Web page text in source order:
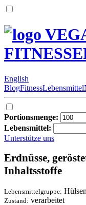
English
BlogFitnessLebensmittel
Portionsmenge:
Lebensmittel:
Unterstütze uns
Erdnüsse,
Inhaltsstoffe
Lebensmittelgruppe:
Zustand: verarbeitet